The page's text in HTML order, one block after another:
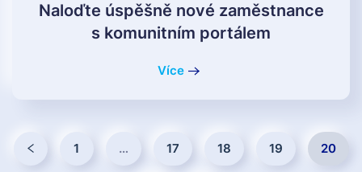
Naloďte úspěšně nové zaměstnance
s komunitním portálem
Více
1 … 17 18 19 20